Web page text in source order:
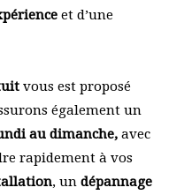
et d’une
vous est proposé
également un
au dimanche, avec
rapidement à vos
, un dépannage